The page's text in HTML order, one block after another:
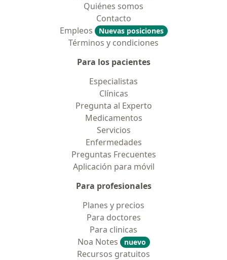
Quiénes somos
Contacto
Empleos
Nuevas posiciones
Términos y condiciones
Para los pacientes
Especialistas
Clínicas
Pregunta al Experto
Medicamentos
Servicios
Enfermedades
Preguntas Frecuentes
Aplicación para móvil
Para profesionales
Planes y precios
Para doctores
Para clinicas
Noa Notes
nuevo
Recursos gratuitos